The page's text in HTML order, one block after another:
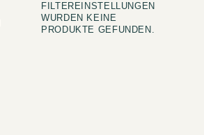
FILTEREINSTELLUNGEN
WURDEN KEINE
PRODUKTE GEFUNDEN.